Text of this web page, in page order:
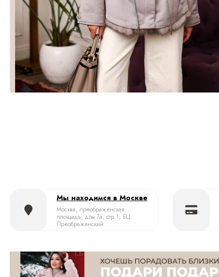
Мы находимся в Москве
Москва, преображенская
площадь, дом 7а, стр.1, БЦ
Преображенский